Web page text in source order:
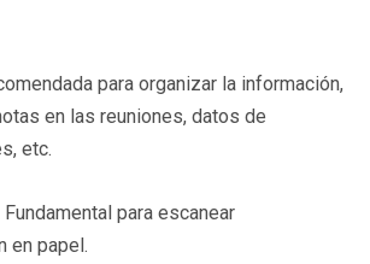
para organizar la información,
en las reuniones, datos de
etc.
Fundamental para escanear
en papel.